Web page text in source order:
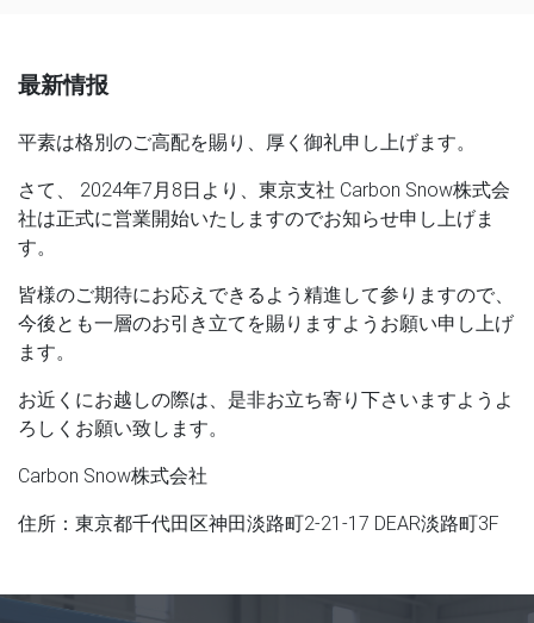
最新情报
平素は格別のご高配を賜り、厚く御礼申し上げます。
さて、 2024年7月8日より、東京支社 Carbon Snow株式会
社は正式に営業開始いたしますのでお知らせ申し上げま
す。
皆様のご期待にお応えできるよう精進して参りますので、
今後とも一層のお引き立てを賜りますようお願い申し上げ
ます。
お近くにお越しの際は、是非お立ち寄り下さいますようよ
ろしくお願い致します。
Carbon Snow株式会社
住所：東京都千代田区神田淡路町2-21-17 DEAR淡路町3F